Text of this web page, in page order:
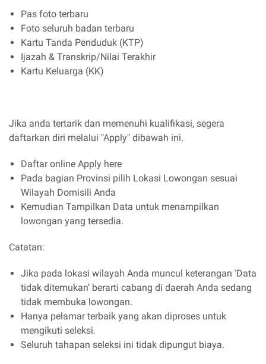
Pas foto terbaru
Foto seluruh badan terbaru
Kartu Tanda Penduduk (KTP)
Ijazah & Transkrip/Nilai Terakhir
Kartu Keluarga (KK)
Jika anda tertarik dan memenuhi kualifikasi, segera
daftarkan diri melalui "Apply" dibawah ini.
Daftar online Apply here
Pada bagian Provinsi pilih Lokasi Lowongan sesuai
Wilayah Domisili Anda
Kemudian Tampilkan Data untuk menampilkan
lowongan yang tersedia.
Catatan:
Jika pada lokasi wilayah Anda muncul keterangan ‘Data
tidak ditemukan’ berarti cabang di daerah Anda sedang
tidak membuka lowongan.
Hanya pelamar terbaik yang akan diproses untuk
mengikuti seleksi.
Seluruh tahapan seleksi ini tidak dipungut biaya.